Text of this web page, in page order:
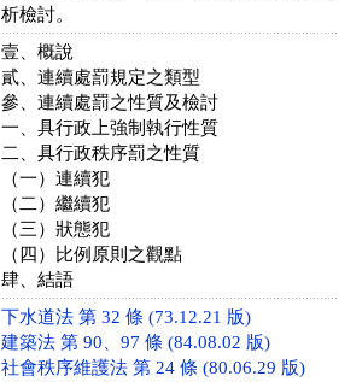
析檢討。
壹、概說
貳、連續處罰規定之類型
參、連續處罰之性質及檢討
一、具行政上強制執行性質
二、具行政秩序罰之性質
（一）連續犯
（二）繼續犯
（三）狀態犯
（四）比例原則之觀點
肆、結語
下水道法 第 32 條 (73.12.21 版)
建築法 第 90、97 條 (84.08.02 版)
社會秩序維護法 第 24 條 (80.06.29 版)